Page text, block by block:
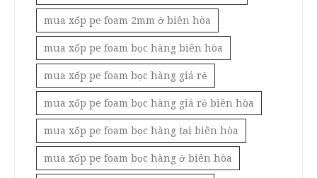
mua xốp pe foam 2mm ở biên hòa
mua xốp pe foam bọc hàng biên hòa
mua xốp pe foam bọc hàng giá rẻ
mua xốp pe foam bọc hàng giá rẻ biên hòa
mua xốp pe foam bọc hàng tại biên hòa
mua xốp pe foam bọc hàng ở biên hòa